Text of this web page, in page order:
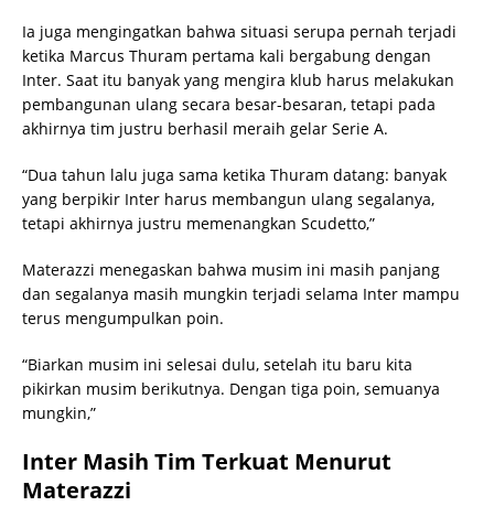
Ia juga mengingatkan bahwa situasi serupa pernah terjadi
ketika Marcus Thuram pertama kali bergabung dengan
Inter. Saat itu banyak yang mengira klub harus melakukan
pembangunan ulang secara besar-besaran, tetapi pada
akhirnya tim justru berhasil meraih gelar Serie A.
“Dua tahun lalu juga sama ketika Thuram datang: banyak
yang berpikir Inter harus membangun ulang segalanya,
tetapi akhirnya justru memenangkan Scudetto,”
Materazzi menegaskan bahwa musim ini masih panjang
dan segalanya masih mungkin terjadi selama Inter mampu
terus mengumpulkan poin.
“Biarkan musim ini selesai dulu, setelah itu baru kita
pikirkan musim berikutnya. Dengan tiga poin, semuanya
mungkin,”
Inter Masih Tim Terkuat Menurut
Materazzi